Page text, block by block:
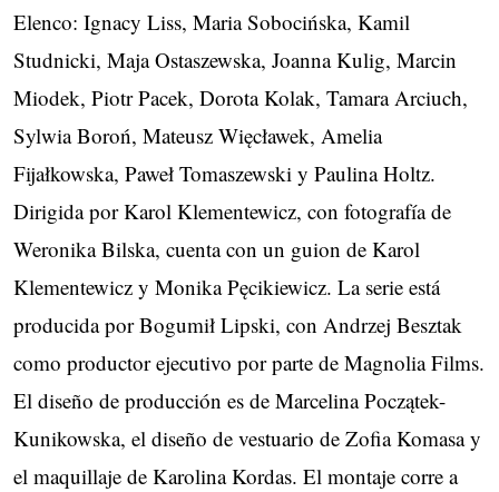
Elenco: Ignacy Liss, Maria Sobocińska, Kamil
Studnicki, Maja Ostaszewska, Joanna Kulig, Marcin
Miodek, Piotr Pacek, Dorota Kolak, Tamara Arciuch,
Sylwia Boroń, Mateusz Więcławek, Amelia
Fijałkowska, Paweł Tomaszewski y Paulina Holtz.
Dirigida por Karol Klementewicz, con fotografía de
Weronika Bilska, cuenta con un guion de Karol
Klementewicz y Monika Pęcikiewicz. La serie está
producida por Bogumił Lipski, con Andrzej Besztak
como productor ejecutivo por parte de Magnolia Films.
El diseño de producción es de Marcelina Początek-
Kunikowska, el diseño de vestuario de Zofia Komasa y
el maquillaje de Karolina Kordas. El montaje corre a